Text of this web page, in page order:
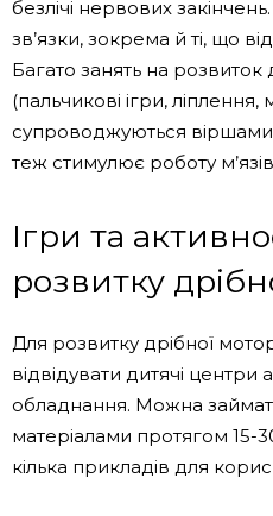
безлічі нервових
зв’язки, зокрема й ті, що
Багато занять на розвиток
(пальчикові ігри,
супроводжуються
теж стимулює роботу м’язів
Ігри та
розвитку
Для розвитку дрібної
відвідувати дитячі центри
обладнання. Можна
матеріалами протягом 15-
кілька прикладів для